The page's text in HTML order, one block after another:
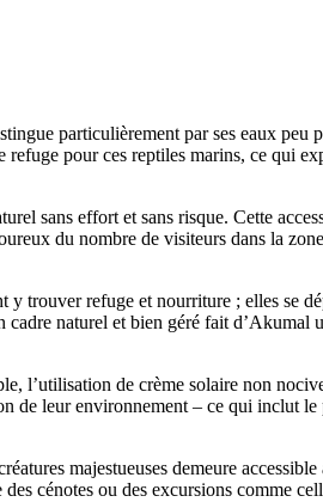
particulièrement par ses eaux peu
pour ces reptiles marins, ce qui
sans effort et sans risque. Cette
du nombre de visiteurs dans la
y trouver refuge et nourriture ; elles se
naturel et bien géré fait d’Akumal
l’utilisation de crème solaire non
de leur environnement – ce qui inclut le
majestueuses demeure
cénotes ou des excursions comme